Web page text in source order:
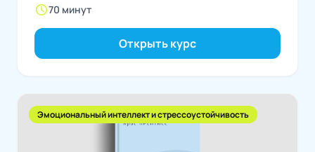
schedule70 минут
Открыть курс
Эмоциональный интеллект и стрессоустойчивость